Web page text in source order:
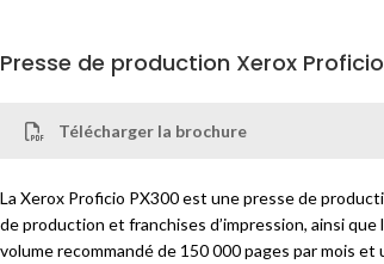
Presse de production Xerox Proficio
Télécharger la brochure
La Xerox Proficio PX300 est une presse de
de production et franchises d’impression, ainsi
volume recommandé de 150 000 pages par mois